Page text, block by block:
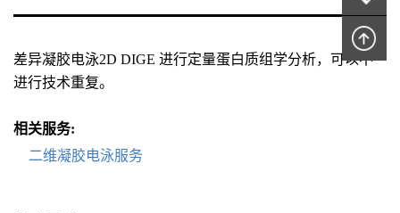
差异凝胶电泳2D DIGE 进行定量蛋白质组学分析，可以不
进行技术重复。
相关服务:
二维凝胶电泳服务